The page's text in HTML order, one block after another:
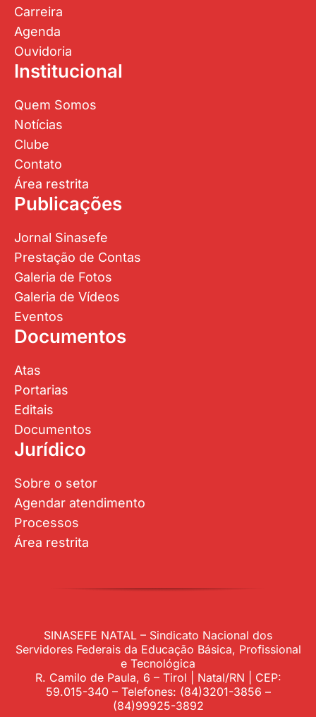
Carreira
Agenda
Ouvidoria
Institucional
Quem Somos
Notícias
Clube
Contato
Área restrita
Publicações
Jornal Sinasefe
Prestação de Contas
Galeria de Fotos
Galeria de Vídeos
Eventos
Documentos
Atas
Portarias
Editais
Documentos
Jurídico
Sobre o setor
Agendar atendimento
Processos
Área restrita
SINASEFE NATAL – Sindicato Nacional dos
Servidores Federais da Educação Básica, Profissional
e Tecnológica
R. Camilo de Paula, 6 – Tirol | Natal/RN | CEP:
59.015-340 – Telefones: (84)3201-3856 –
(84)99925-3892